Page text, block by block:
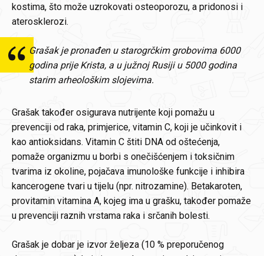
kostima, što može uzrokovati osteoporozu, a pridonosi i
aterosklerozi.
Grašak je pronađen u starogrčkim grobovima 6000
godina prije Krista, a u južnoj Rusiji u 5000 godina
starim arheološkim slojevima.
Grašak također osigurava nutrijente koji pomažu u
prevenciji od raka, primjerice, vitamin C, koji je učinkovit i
kao antioksidans. Vitamin C štiti DNA od oštećenja,
pomaže organizmu u borbi s onečišćenjem i toksičnim
tvarima iz okoline, pojačava imunološke funkcije i inhibira
kancerogene tvari u tijelu (npr. nitrozamine). Betakaroten,
provitamin vitamina A, kojeg ima u grašku, također pomaže
u prevenciji raznih vrstama raka i srčanih bolesti.
Grašak je dobar je izvor željeza (10 % preporučenog